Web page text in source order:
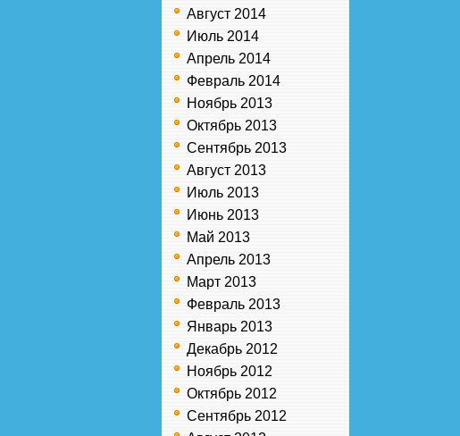
Август 2014
Июль 2014
Апрель 2014
Февраль 2014
Ноябрь 2013
Октябрь 2013
Сентябрь 2013
Август 2013
Июль 2013
Июнь 2013
Май 2013
Апрель 2013
Март 2013
Февраль 2013
Январь 2013
Декабрь 2012
Ноябрь 2012
Октябрь 2012
Сентябрь 2012